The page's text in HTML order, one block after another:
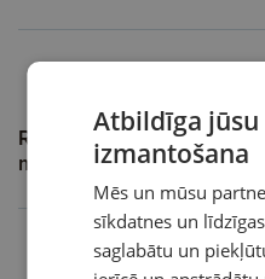
Rīgas iedzīvotāji par
miljonus eiro
Atbildīga
izmantošana
Mēs un mūsu
sīkdatnes un
saglabātu un